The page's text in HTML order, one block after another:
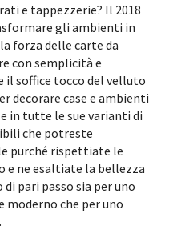
e tappezzerie? Il 2018
gli ambienti in
forza delle carte da
con semplicità e
il soffice tocco del velluto
decorare case e ambienti
in tutte le sue varianti di
che potreste
purché rispettiate le
e ne esaltiate la bellezza
pari passo sia per uno
che per uno